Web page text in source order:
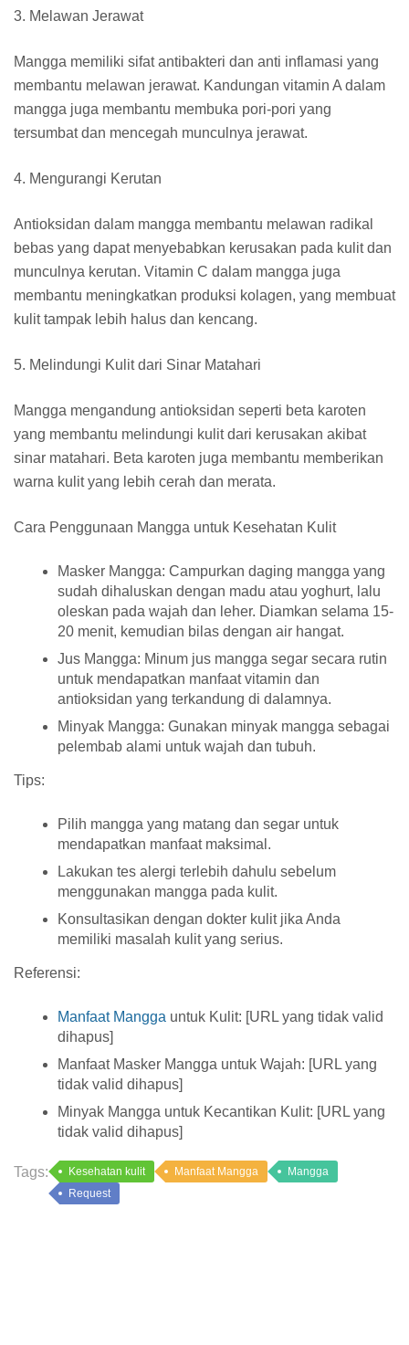
3. Melawan Jerawat
Mangga memiliki sifat antibakteri dan anti inflamasi yang
membantu melawan jerawat. Kandungan vitamin A dalam
mangga juga membantu membuka pori-pori yang
tersumbat dan mencegah munculnya jerawat.
4. Mengurangi Kerutan
Antioksidan dalam mangga membantu melawan radikal
bebas yang dapat menyebabkan kerusakan pada kulit dan
munculnya kerutan. Vitamin C dalam mangga juga
membantu meningkatkan produksi kolagen, yang membuat
kulit tampak lebih halus dan kencang.
5. Melindungi Kulit dari Sinar Matahari
Mangga mengandung antioksidan seperti beta karoten
yang membantu melindungi kulit dari kerusakan akibat
sinar matahari. Beta karoten juga membantu memberikan
warna kulit yang lebih cerah dan merata.
Cara Penggunaan Mangga untuk Kesehatan Kulit
Masker Mangga: Campurkan daging mangga yang
sudah dihaluskan dengan madu atau yoghurt, lalu
oleskan pada wajah dan leher. Diamkan selama 15-
20 menit, kemudian bilas dengan air hangat.
Jus Mangga: Minum jus mangga segar secara rutin
untuk mendapatkan manfaat vitamin dan
antioksidan yang terkandung di dalamnya.
Minyak Mangga: Gunakan minyak mangga sebagai
pelembab alami untuk wajah dan tubuh.
Tips:
Pilih mangga yang matang dan segar untuk
mendapatkan manfaat maksimal.
Lakukan tes alergi terlebih dahulu sebelum
menggunakan mangga pada kulit.
Konsultasikan dengan dokter kulit jika Anda
memiliki masalah kulit yang serius.
Referensi:
Manfaat Mangga untuk Kulit: [URL yang tidak valid
dihapus]
Manfaat Masker Mangga untuk Wajah: [URL yang
tidak valid dihapus]
Minyak Mangga untuk Kecantikan Kulit: [URL yang
tidak valid dihapus]
Tags: Kesehatan kulit Manfaat Mangga
Mangga
Request